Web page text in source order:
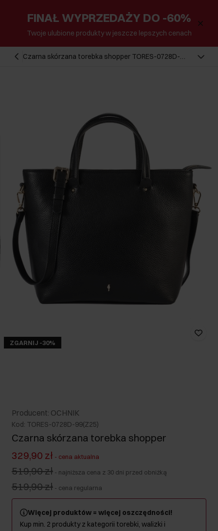
FINAŁ WYPRZEDAŻY DO -60%
Twoje ulubione produkty w jeszcze lepszych cenach
Czarna skórzana torebka shopper TORES-0728D-
ZGARNIJ -30%
Producent: OCHNIK
Kod: TORES-0728D-99(Z25)
Czarna skórzana torebka shopper
329,90 zł - cena aktualna
519,90 zł - najniższa cena z 30 dni przed obniżką
519,90 zł - cena regularna
Więcej produktów = więcej oszczędności!
Kup min. 2 produkty z kategorii torebki, walizki i